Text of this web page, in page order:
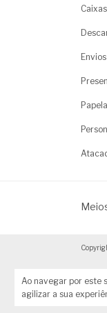
Ao navegar por este
agilizar a sua
Caixas
Envios